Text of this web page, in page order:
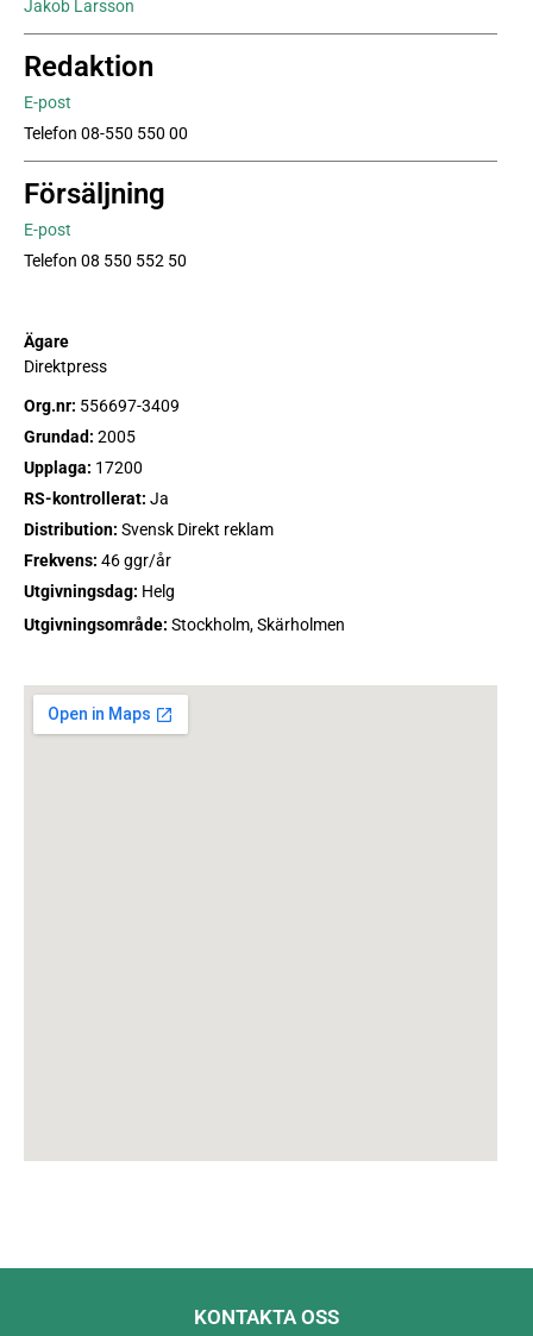
Jakob Larsson
Redaktion
E-post
Telefon 08-550 550 00
Försäljning
E-post
Telefon 08 550 552 50
Ägare
Direktpress
Org.nr: 556697-3409
Grundad: 2005
Upplaga: 17200
RS-kontrollerat: Ja
Distribution: Svensk Direkt reklam
Frekvens: 46 ggr/år
Utgivningsdag: Helg
Utgivningsområde: Stockholm, Skärholmen
KONTAKTA OSS